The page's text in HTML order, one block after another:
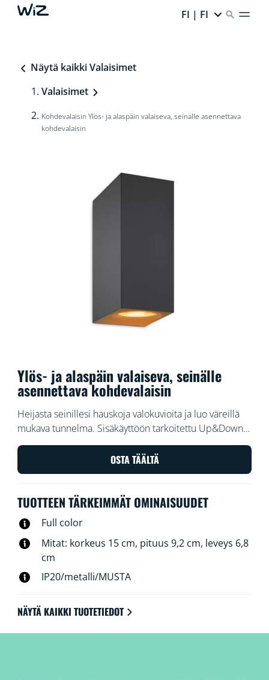
FI | FI
Näytä kaikki Valaisimet
Valaisimet
Kohdevalaisin Ylös- ja alaspäin valaiseva, seinälle asennettava
kohdevalaisin
Ylös- ja alaspäin valaiseva, seinälle
asennettava kohdevalaisin
Heijasta seinillesi hauskoja valokuvioita ja luo väreillä
mukava tunnelma. Sisäkäyttöön tarkoitettu Up&Down -
seinävalaisimemme valaisee ylös- ja alaspäin, tuottaa
hauskoja valo-, varjo- ja värikuvioita sekä tekee
huoneestasi näköisesi.
OSTA TÄÄLTÄ
TUOTTEEN TÄRKEIMMÄT OMINAISUUDET
Full color
Mitat: korkeus 15 cm, pituus 9,2 cm, leveys 6,8
cm
IP20/metalli/MUSTA
NÄYTÄ KAIKKI TUOTETIEDOT